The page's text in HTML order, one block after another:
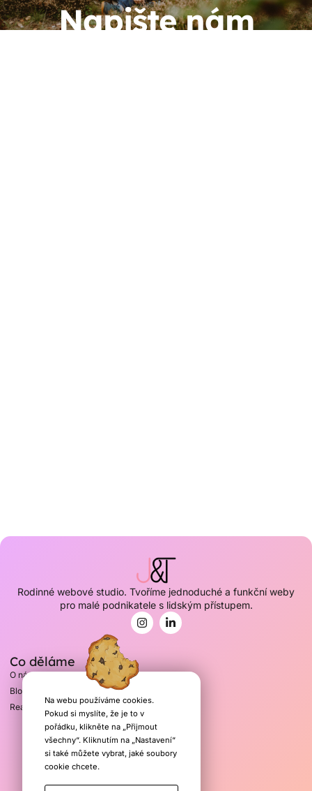
Napište nám
Rodinné webové studio. Tvoříme jednoduché a funkční weby
pro malé podnikatele s lidským přístupem.
Co děláme
O nás
Blog
Realizace
Kontakty
info@juliatom.cz
Na webu používáme cookies.
Pokud si myslíte, že je to v
pořádku, klikněte na „Přijmout
všechny“. Kliknutím na „Nastavení“
si také můžete vybrat, jaké soubory
cookie chcete.